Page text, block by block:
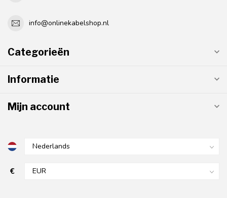
info@onlinekabelshop.nl
Categorieën
Informatie
Mijn account
€